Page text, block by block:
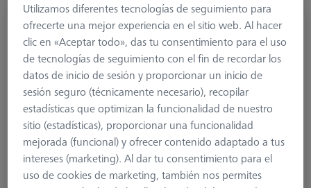
Adaptador para disco de bola, M5
626105-6271-001
Utilizamos diferentes tecnologías de seguimiento para
ofrecerte una mejor experiencia en el sitio web. Al hacer
clic en «Aceptar todo», das tu consentimiento para el uso
de tecnologías de seguimiento con el fin de recordar los
datos de inicio de sesión y proporcionar un inicio de
sesión seguro (técnicamente necesario), recopilar
estadísticas que optimizan la funcionalidad de nuestro
sitio (estadísticas), proporcionar una funcionalidad
mejorada (funcional) y ofrecer contenido adaptado a tus
intereses (marketing). Al dar tu consentimiento para el
uso de cookies de marketing, también nos permites